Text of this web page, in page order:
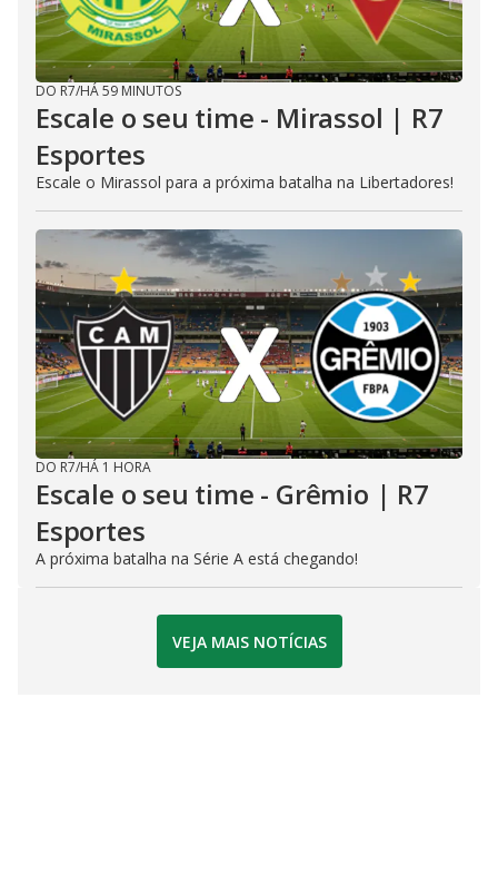
DO R7/HÁ 59 MINUTOS
Escale o seu time - Mirassol | R7
Esportes
Escale o Mirassol para a próxima batalha na Libertadores!
DO R7/HÁ 1 HORA
Escale o seu time - Grêmio | R7
Esportes
A próxima batalha na Série A está chegando!
VEJA MAIS NOTÍCIAS